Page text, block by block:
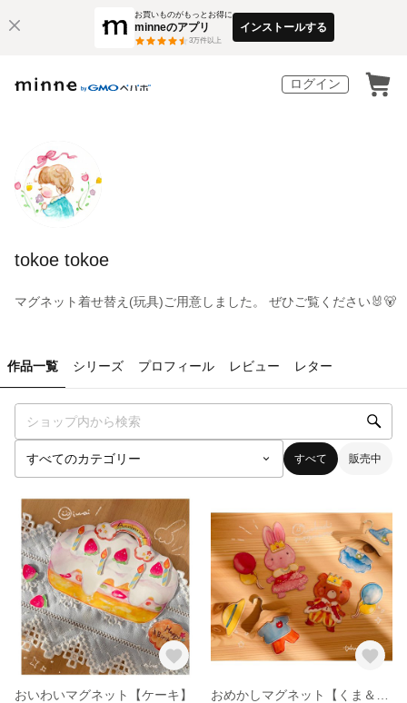
お買いものがもっとお得に
minneのアプリ
3万件以上
インストールする
ログイン
tokoe tokoe
マグネット着せ替え(玩具)ご用意しました。 ぜひご覧ください🐰🐻
作品一覧 シリーズ プロフィール レビュー レター
すべて 販売中
おいわいマグネット【ケーキ】